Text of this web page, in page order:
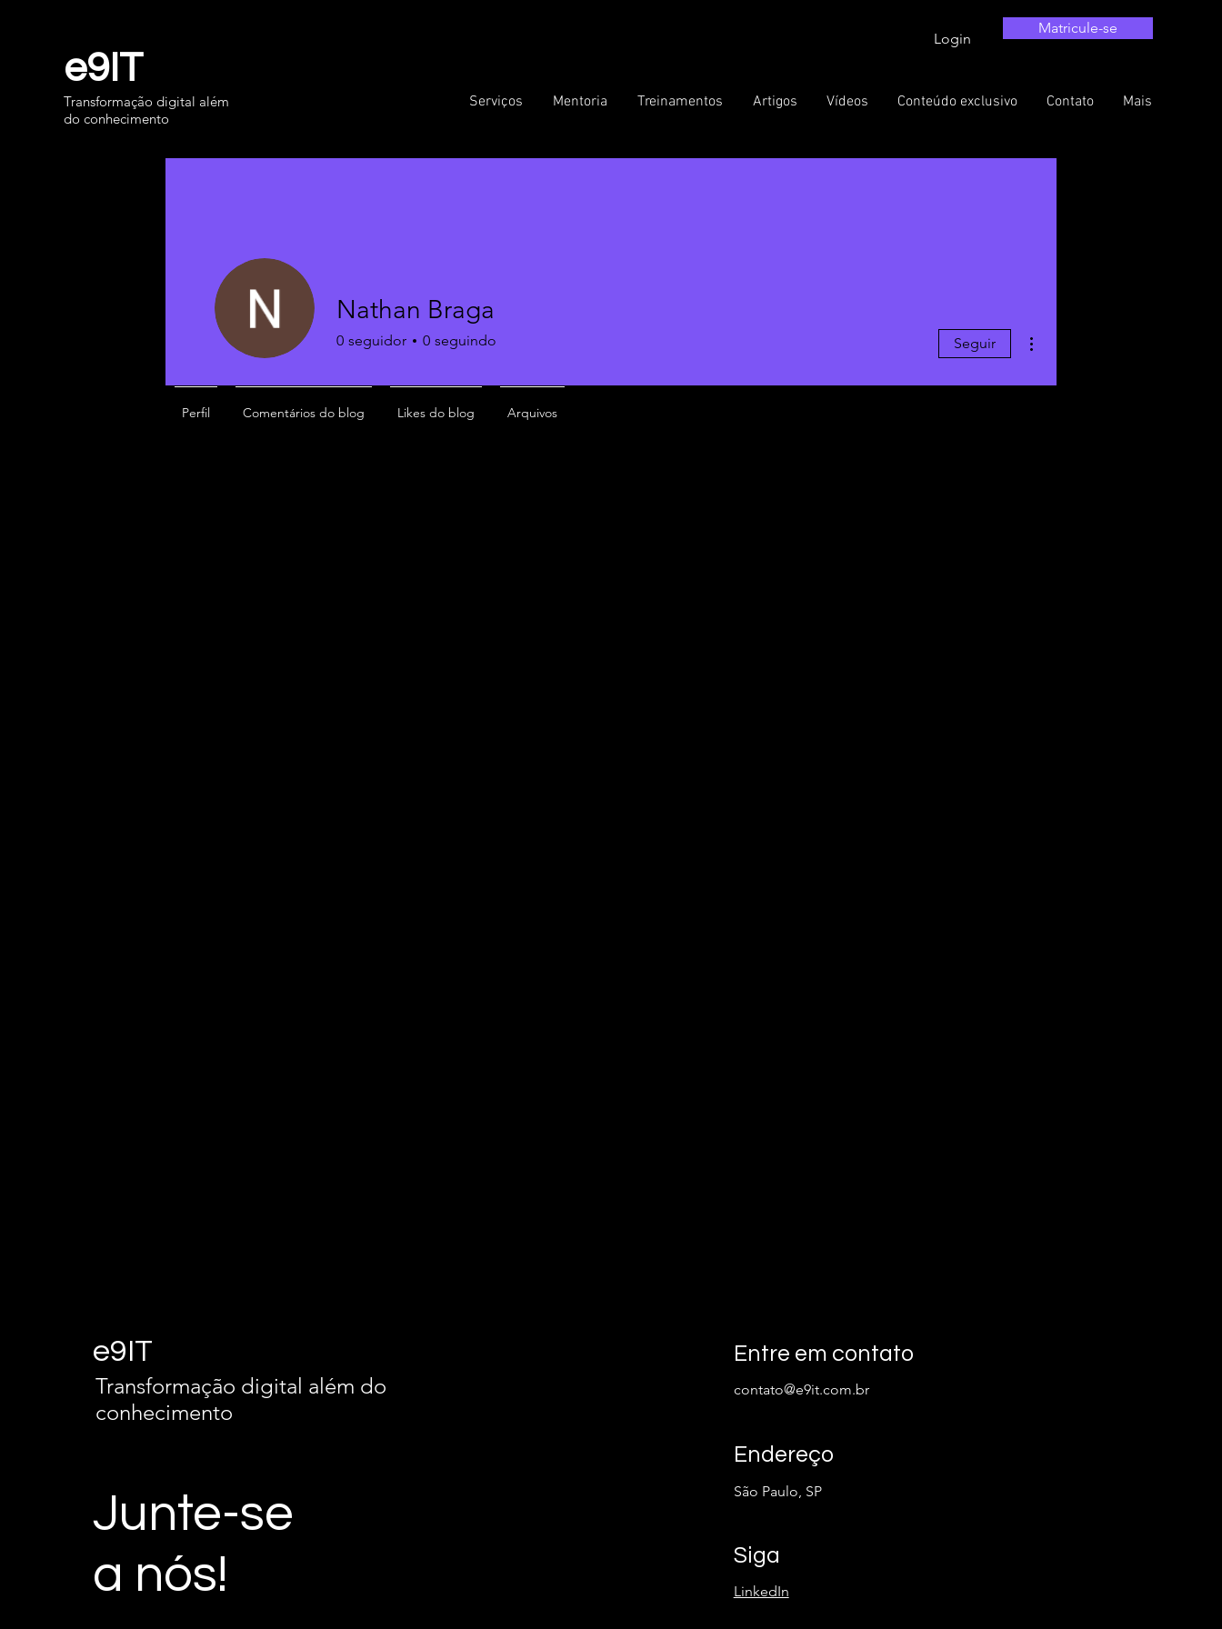
e9IT
Transformação digital além
do conhecimento
Login
Matricule-se
Serviços Mentoria Treinamentos Artigos Vídeos Conteúdo exclusivo Contato Mais
Nathan Braga
0 seguidor 0 seguindo Seguir
Perfil Comentários do blog Likes do blog Arquivos
e9IT
Transformação digital além do
conhecimento
Junte-se
a nós!
Entre em contato
contato@e9it.com.br
Endereço
São Paulo, SP
Siga
LinkedIn